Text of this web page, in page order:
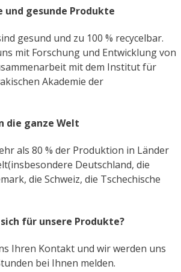
und gesunde Produkte
gesund und zu 100 % recycelbar.
mit Forschung und Entwicklung von
mit dem Institut für
Akademie der
die ganze Welt
als 80 % der Produktion in Länder
Deutschland, die
die Schweiz, die Tschechische
für unsere Produkte?
Ihren Kontakt und wir werden uns
bei Ihnen melden.